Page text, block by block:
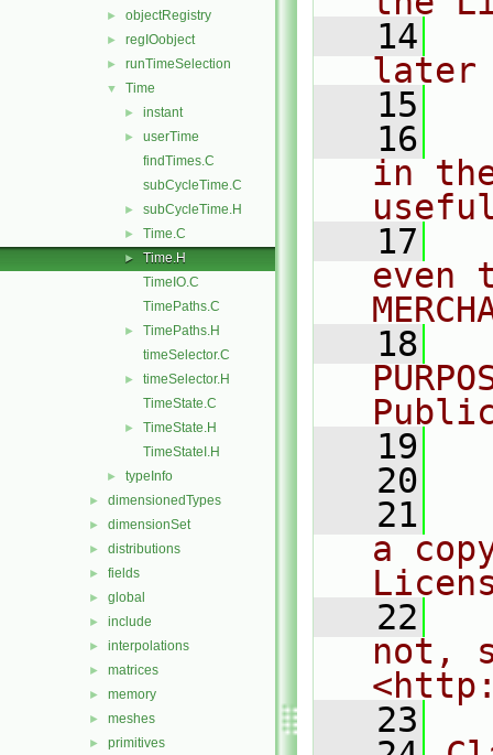
► objectRegistry
► regIOobject
► runTimeSelection
▼ Time
► instant
►
userTime
findTimes.C
subCycleTime.C
► subCycleTime.H
► Time.C
►
Time.H
TimeIO.C
TimePaths.C
►
TimePaths.H
timeSelector.C
►
timeSelector.H
TimeState.C
►
TimeState.H
TimeStateI.H
► typeInfo
► dimensionedTypes
► dimensionSet
► distributions
► fields
► global
► include
► interpolations
► matrices
► memory
► meshes
► primitives
   14
later
   15
   16
in
   17
even
   18
   19
   20
   21
a
   22
not,
   23